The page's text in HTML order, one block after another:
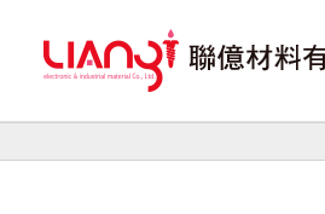
content